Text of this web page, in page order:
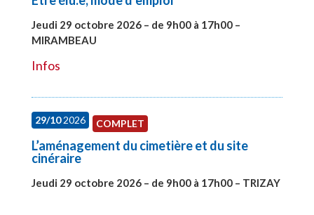
Jeudi 29 octobre 2026 – de 9h00 à 17h00 –
MIRAMBEAU
Infos
29/102026 COMPLET
L’aménagement du cimetière et du site
cinéraire
Jeudi 29 octobre 2026 – de 9h00 à 17h00 – TRIZAY